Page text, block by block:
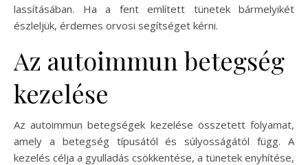
lassításában. Ha a fent említett tünetek bármelyikét
észleljük, érdemes orvosi segítséget kérni.
Az autoimmun betegség
kezelése
Az autoimmun betegségek kezelése összetett folyamat,
amely a betegség típusától és súlyosságától függ. A
kezelés célja a gyulladás csökkentése, a tünetek enyhítése,